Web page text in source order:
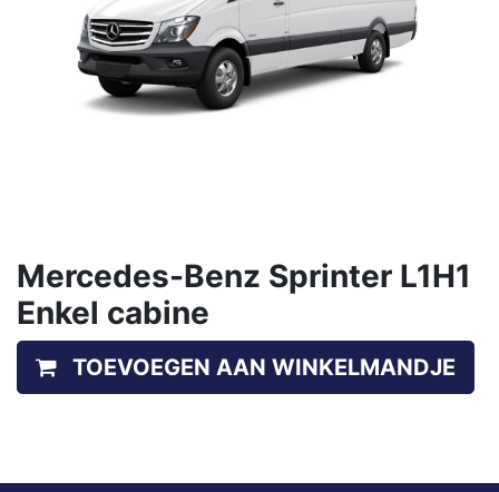
Mercedes-Benz Sprinter L1H1
Enkel cabine
TOEVOEGEN AAN WINKELMANDJE